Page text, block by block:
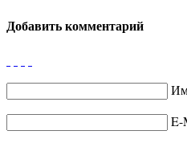
Добавить комментарий
E-